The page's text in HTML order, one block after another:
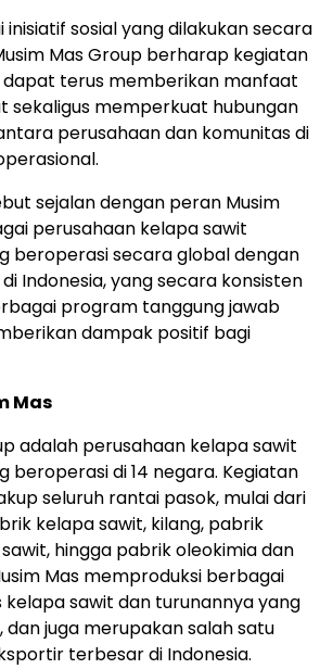
inisiatif sosial yang dilakukan secara
Mas Group berharap kegiatan
dapat terus memberikan manfaat
sekaligus memperkuat hubungan
perusahaan dan komunitas di
sejalan dengan peran Musim
perusahaan kelapa sawit
beroperasi secara global dengan
Indonesia, yang secara konsisten
program tanggung jawab
dampak positif bagi
Mas
adalah perusahaan kelapa sawit
beroperasi di 14 negara. Kegiatan
seluruh rantai pasok, mulai dari
kelapa sawit, kilang, pabrik
hingga pabrik oleokimia dan
Mas memproduksi berbagai
sawit dan turunannya yang
juga merupakan salah satu
terbesar di Indonesia.